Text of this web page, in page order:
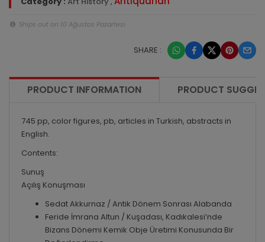
Ships out on 10 Ağustos Pazartesi
SHARE :
PRODUCT INFORMATION PRODUCT
745 pp, color figures, pb, articles in Turkish, abstracts in
English.
Contents:
Sunuş
Açılış Konuşması
Sedat Akkurnaz / Antik Dönem Sonrası Alabanda
Feride İmrana Altun / Kuşadası, Kadıkalesi’nde
Bizans Dönemi Kemik Obje Üretimi Konusunda Bir